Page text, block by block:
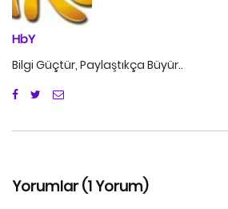
HbY
Bilgi Güçtür, Paylaştıkça Büyür..
Yorumlar (1 Yorum)